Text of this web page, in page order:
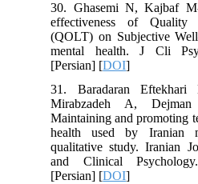
30. Ghasemi N, Kajbaf
effectiveness of
(QOLT) on Subjective
mental health. J Cli
[Persian] [DOI
31. Baradaran
Mirabzadeh A,
Maintaining and promoting
health used by Iranian
qualitative study. Iranian
and Clinical
[Persian] [DOI